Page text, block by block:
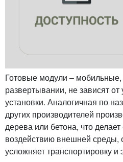
Готовые модули –
развертывании, не зависят
установки. Аналогичная по
других производителей
дерева или бетона, что
воздействию внешней среды,
усложняет транспортировку и